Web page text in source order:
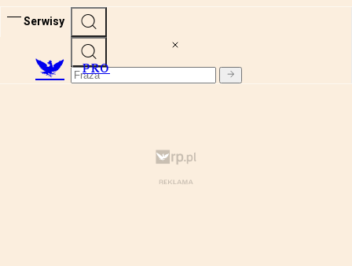
Serwisy
PRO